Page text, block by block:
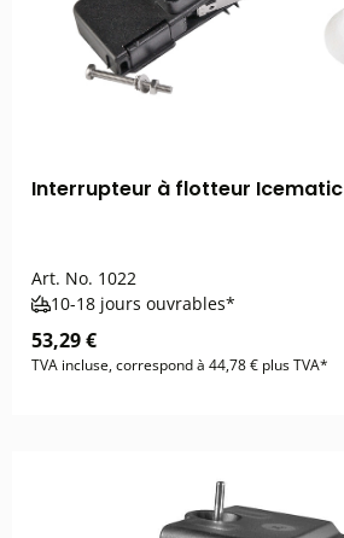
Interrupteur à flotteur Icematic
Art. No. 1022
10-18 jours ouvrables*
53,29 €
TVA incluse, correspond à 44,78 € plus TVA*